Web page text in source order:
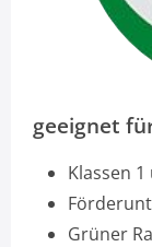
geeignet
Klassen
Grüner